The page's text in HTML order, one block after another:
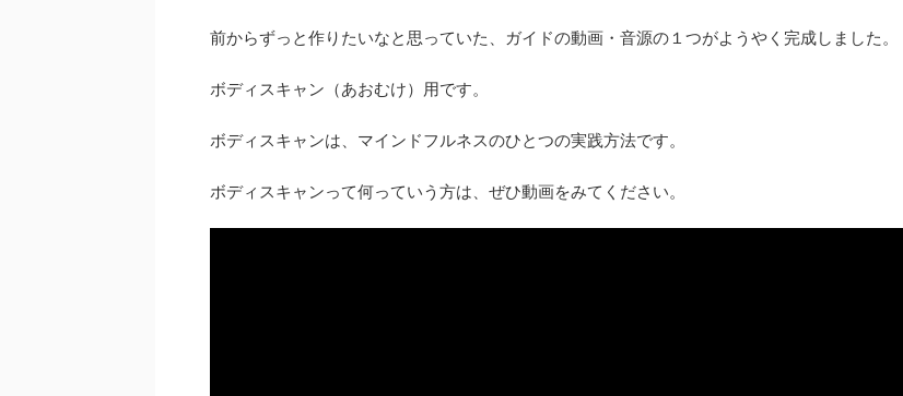
前からずっと作りたいなと思っていた、ガイドの動画・音源の１つがようやく完成しました。
ボディスキャン（あおむけ）用です。
ボディスキャンは、マインドフルネスのひとつの実践方法です。
ボディスキャンって何っていう方は、ぜひ動画をみてください。